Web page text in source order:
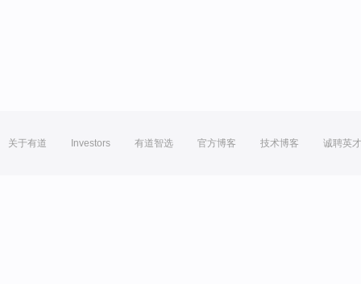
关于有道 Investors 有道智选 官方博客 技术博客 诚聘英才